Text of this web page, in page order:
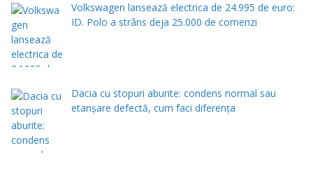
Volkswagen lansează electrica de 24.995 de euro:
ID. Polo a strâns deja 25.000 de comenzi
Dacia cu stopuri aburite: condens normal sau
etanșare defectă, cum faci diferența